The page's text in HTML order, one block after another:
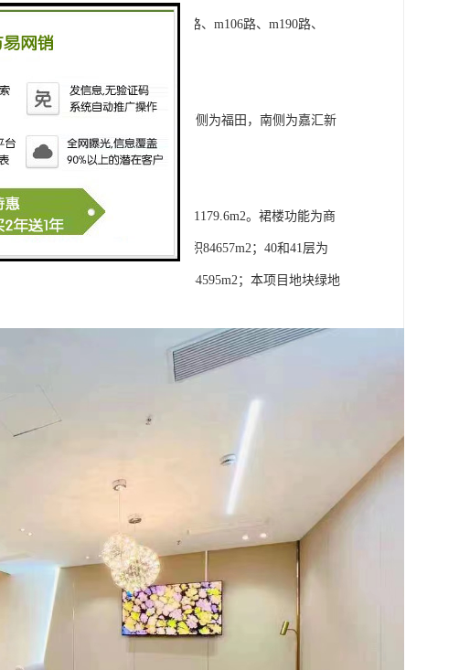
、303路、320路、339路、e10路、m106路、m190路、
为深南大道，东侧为福明路，西侧为福田，南侧为嘉汇新
商业及休闲空间。
楼和5层地下层，总建筑面积171179.6m2。裙楼功能为商
层主要功能为商务公寓，建筑面积84657m2；40和41层为
23、39、55和71层，建筑面积共4595m2；本项目地块绿地